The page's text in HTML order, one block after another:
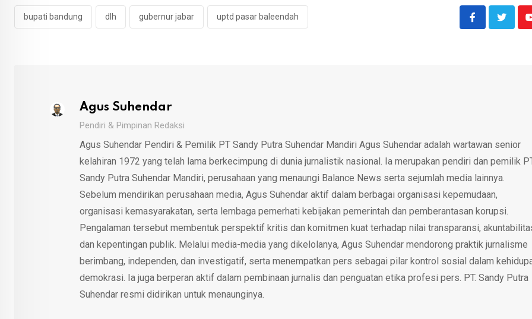
bupati bandung dlh gubernur jabar uptd pasar baleendah
Agus Suhendar
Pendiri & Pimpinan Redaksi
Agus Suhendar Pendiri & Pemilik PT Sandy Putra Suhendar Mandiri Agus Suhendar adalah wartawan senior
kelahiran 1972 yang telah lama berkecimpung di dunia jurnalistik nasional. Ia merupakan pendiri dan pemilik
Sandy Putra Suhendar Mandiri, perusahaan yang menaungi Balance News serta sejumlah media lainnya.
Sebelum mendirikan perusahaan media, Agus Suhendar aktif dalam berbagai organisasi kepemudaan,
organisasi kemasyarakatan, serta lembaga pemerhati kebijakan pemerintah dan pemberantasan korupsi.
Pengalaman tersebut membentuk perspektif kritis dan komitmen kuat terhadap nilai transparansi,
dan kepentingan publik. Melalui media-media yang dikelolanya, Agus Suhendar mendorong praktik jurnalisme
berimbang, independen, dan investigatif, serta menempatkan pers sebagai pilar kontrol sosial dalam
demokrasi. Ia juga berperan aktif dalam pembinaan jurnalis dan penguatan etika profesi pers. PT. Sandy Putra
Suhendar resmi didirikan untuk menaunginya.